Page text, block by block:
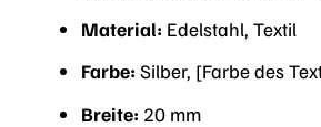
Material: Edelstahl, Textil
Farbe: Silber, [Farbe des
Breite: 20 mm